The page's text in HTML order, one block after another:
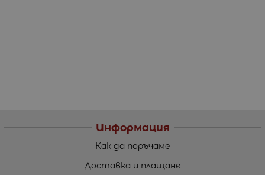
Информация
Как да поръчаме
Доставка и плащане